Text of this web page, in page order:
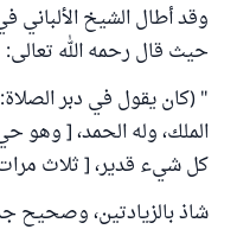
وقد أطال الشيخ الألباني
حيث قال رحمه الله تعالى:
" (كان يقول في دبر الصلاة:
الملك، وله الحمد، [ وهو
كل شيء قدير، [ ثلاث
شاذ بالزيادتين، وصحيح